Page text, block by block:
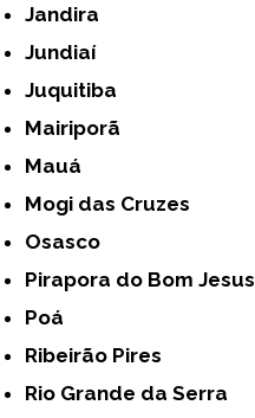
Jandira
Jundiaí
Juquitiba
Mairiporã
Mauá
Mogi das Cruzes
Osasco
Pirapora do Bom Jesus
Poá
Ribeirão Pires
Rio Grande da Serra